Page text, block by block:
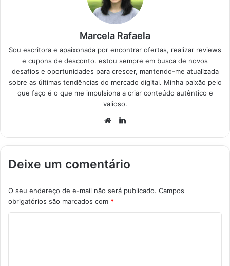
Marcela Rafaela
Sou escritora e apaixonada por encontrar ofertas, realizar reviews
e cupons de desconto. estou sempre em busca de novos
desafios e oportunidades para crescer, mantendo-me atualizada
sobre as últimas tendências do mercado digital. Minha paixão pelo
que faço é o que me impulsiona a criar conteúdo autêntico e
valioso.
Website
Deixe um comentário
O seu endereço de e-mail não será publicado. Campos
obrigatórios são marcados com *